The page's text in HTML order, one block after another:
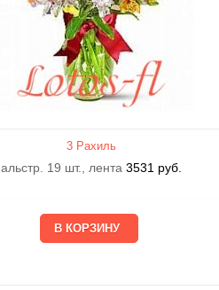
3 Рахиль
альстр. 19 шт., лента 3531 руб.